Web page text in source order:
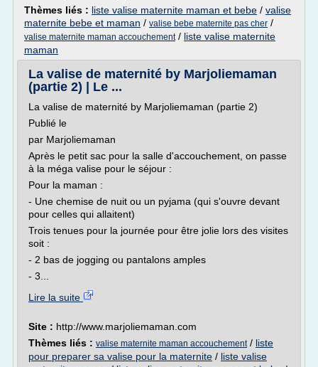
Thèmes liés : liste valise maternite maman et bebe / valise
maternite bebe et maman / valise bebe maternite pas cher /
valise maternite maman accouchement/ liste valise maternite
maman
La valise de maternité by Marjoliemaman
(partie 2) | Le ...
La valise de maternité by Marjoliemaman (partie 2)
Publié le
par Marjoliemaman
Après le petit sac pour la salle d'accouchement, on passe
à la méga valise pour le séjour :
Pour la maman :
- Une chemise de nuit ou un pyjama (qui s'ouvre devant
pour celles qui allaitent)
Trois tenues pour la journée pour être jolie lors des visites
soit :
- 2 bas de jogging ou pantalons amples
- 3...
Lire la suite
Site : http://www.marjoliemaman.com
Thèmes liés : valise maternite maman accouchement/ liste
pour preparer sa valise pour la maternite / liste valise